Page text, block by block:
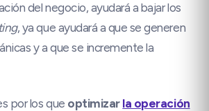
del negocio, ayudará a bajar los
, ya que ayudará a que se generen
y a que se incremente la
por los que optimizar la operación